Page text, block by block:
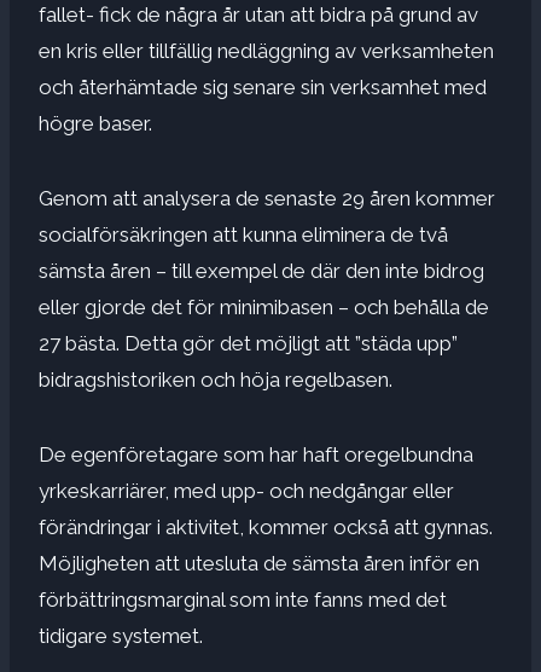
fallet- fick de några år utan att bidra på grund av
en kris eller tillfällig nedläggning av verksamheten
och återhämtade sig senare sin verksamhet med
högre baser.
Genom att analysera de senaste 29 åren kommer
socialförsäkringen att kunna eliminera de två
sämsta åren – till exempel de där den inte bidrog
eller gjorde det för minimibasen – och behålla de
27 bästa. Detta gör det möjligt att ”städa upp”
bidragshistoriken och höja regelbasen.
De egenföretagare som har haft oregelbundna
yrkeskarriärer, med upp- och nedgångar eller
förändringar i aktivitet, kommer också att gynnas.
Möjligheten att utesluta de sämsta åren inför en
förbättringsmarginal som inte fanns med det
tidigare systemet.